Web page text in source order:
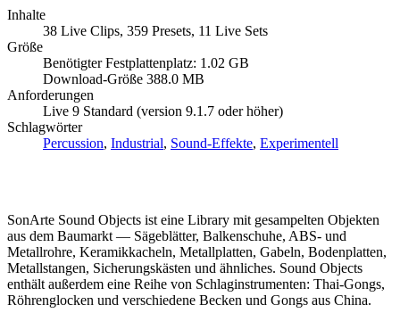
Inhalte
38 Live Clips, 359 Presets, 11 Live Sets
Größe
Benötigter Festplattenplatz: 1.02 GB
Download-Größe 388.0 MB
Anforderungen
Live 9 Standard (version 9.1.7 oder höher)
Schlagwörter
Percussion, Industrial, Sound-Effekte, Experimentell
SonArte Sound Objects ist eine Library mit gesampelten Objekten
aus dem Baumarkt — Sägeblätter, Balkenschuhe, ABS- und
Metallrohre, Keramikkacheln, Metallplatten, Gabeln, Bodenplatten,
Metallstangen, Sicherungskästen und ähnliches. Sound Objects
enthält außerdem eine Reihe von Schlaginstrumenten: Thai-Gongs,
Röhrenglocken und verschiedene Becken und Gongs aus China.